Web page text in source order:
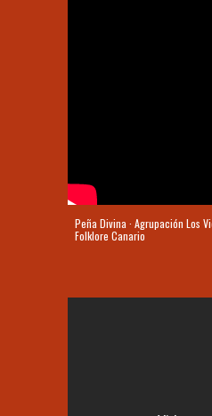
Peña Divina · Agrupación Los
Folklore Canario